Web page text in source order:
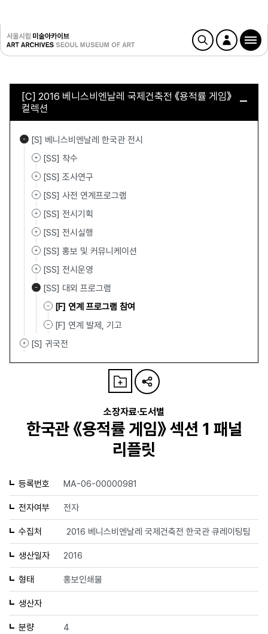
[C] 2016 베니스비엔날레 국제건축전 《용적률 게임》
컬렉션
[S] 베니스비엔날레 한국관 전시
[SS] 착수
[SS] 조사연구
[SS] 사전 연계프로그램
[SS] 전시기획
[SS] 전시실행
[SS] 홍보 및 커뮤니케이션
[SS] 전시운영
[SS] 대외 프로그램
[F] 연계 프로그램 참여
[F] 연계 발제, 기고
[S] 귀국전
소장자료·도서별
한국관 《용적률 게임》 섹션 1 패널
리플릿
등록번호 MA-06-00000981
전자여부 전자
수집처 2016 베니스비엔날레 국제건축전 한국관 큐레이팅팀
생산일자 2016
형태 홍보인쇄물
생산자
분량 4